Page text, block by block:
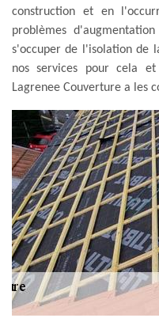
construction et en
problèmes
s'occuper de l'isolation de
nos services pour cela
Lagrenee Couverture a les